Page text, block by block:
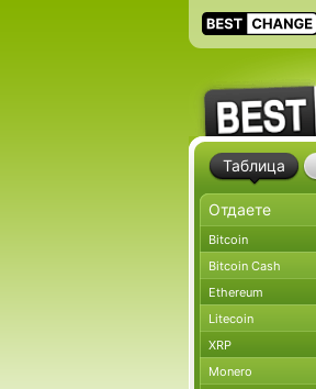
Таблица
Bitcoin
Bitcoin Cash
Ethereum
Litecoin
XRP
Monero